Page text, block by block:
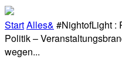
StartAlles& #NightofLight :
Politik –
wegen...